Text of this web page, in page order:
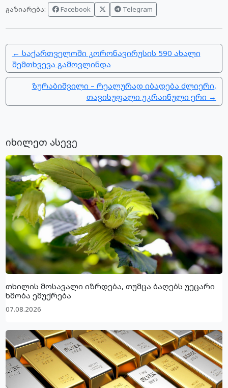
გაზიარება: Facebook Telegram
← საქართველოში კორონავირუსის 590 ახალი
შემთხვევა გამოვლინდა
ზურაბიშვილი – რეალურად იბადება ძლიერი,
თავისუფალი უკრაინული ერი →
იხილეთ ასევე
თხილის მოსავალი იზრდება, თუმცა ბაღებს უეცარი
ხმობა ემუქრება
07.08.2026